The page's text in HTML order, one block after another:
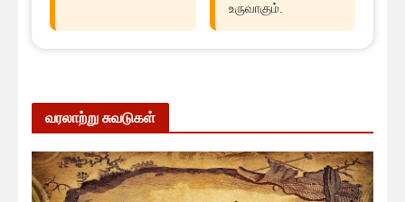
உருவாகும்.
வரலாற்று சுவடுகள்